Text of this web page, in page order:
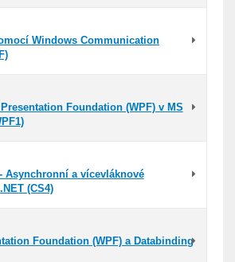
Windows Communication
Foundation (WPF) v MS
Asynchronní a vícevláknové
(CS4)
Foundation (WPF) a Databinding